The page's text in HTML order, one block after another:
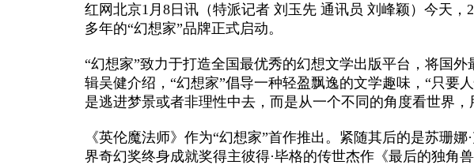
红网北京1月8日讯（特派记者 刘玉先 通讯员 刘峰颖）今天
多年的“幻想家”品牌正式启动。
“幻想家”致力于打造全国最优秀的幻想文学出版平台，将国
辑吴健介绍，“幻想家”倡导一种轻盈飘逸的文学趣味，“只要
是逃进梦景或者非理性中去，而是从一个不同的角度看世界
《英伦魔法师》作为“幻想家”首作推出。紧随其后的是苏珊
界奇幻奖终身成就奖得主彼得·毕格的传世杰作《最后的独角